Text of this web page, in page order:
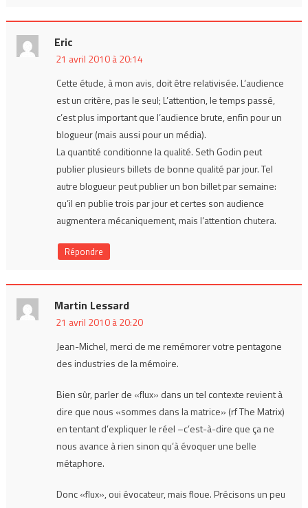
Eric
21 avril 2010 à 20:14
Cette étude, à mon avis, doit être relativisée. L’audience
est un critère, pas le seul; L’attention, le temps passé,
c’est plus important que l’audience brute, enfin pour un
blogueur (mais aussi pour un média).
La quantité conditionne la qualité. Seth Godin peut
publier plusieurs billets de bonne qualité par jour. Tel
autre blogueur peut publier un bon billet par semaine:
qu’il en publie trois par jour et certes son audience
augmentera mécaniquement, mais l’attention chutera.
Répondre
Martin Lessard
21 avril 2010 à 20:20
Jean-Michel, merci de me remémorer votre pentagone
des industries de la mémoire.
Bien sûr, parler de «flux» dans un tel contexte revient à
dire que nous «sommes dans la matrice» (rf The Matrix)
en tentant d’expliquer le réel –c’est-à-dire que ça ne
nous avance à rien sinon qu’à évoquer une belle
métaphore.
Donc «flux», oui évocateur, mais floue. Précisons un peu